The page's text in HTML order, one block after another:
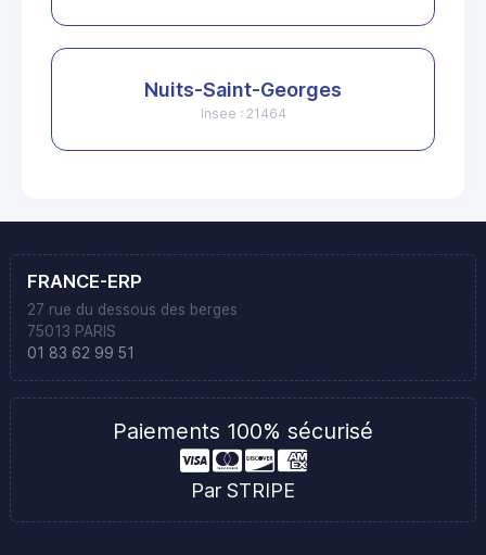
Nuits-Saint-Georges
Insee : 21464
FRANCE-ERP
27 rue du dessous des berges
75013 PARIS
01 83 62 99 51
Paiements 100% sécurisé
Par STRIPE